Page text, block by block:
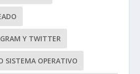
Y TWITTER
SISTEMA OPERATIVO